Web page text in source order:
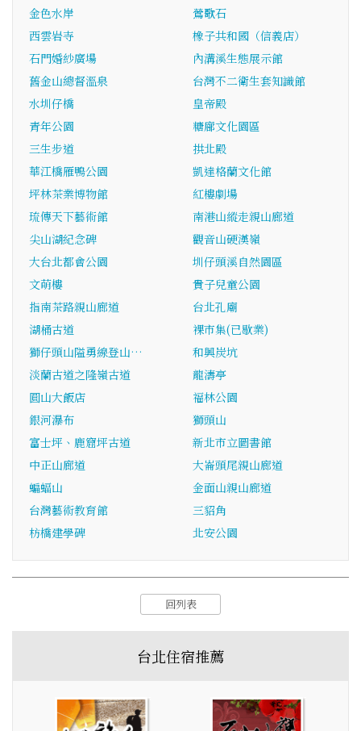
金色水岸
鶯歌石
西雲岩寺
橡子共和國（信義店）
石門婚紗廣場
內溝溪生態展示館
舊金山總督溫泉
台灣不二衛生套知識館
水圳仔橋
皇帝殿
青年公園
糖廍文化園區
三生步道
拱北殿
華江橋雁鴨公園
凱達格蘭文化館
坪林茶業博物館
紅樓劇場
琉傳天下藝術館
南港山縱走親山廊道
尖山湖紀念碑
觀音山硬漢嶺
大台北都會公園
圳仔頭溪自然園區
文萌樓
貴子兒童公園
指南茶路親山廊道
台北孔廟
湖桶古道
裸市集(已歇業)
獅仔頭山隘勇線登山…
和興炭坑
淡蘭古道之隆嶺古道
龍濤亭
圓山大飯店
福林公園
銀河瀑布
獅頭山
富士坪、鹿窟坪古道
新北市立圖書館
中正山廊道
大崙頭尾親山廊道
蝙蝠山
金面山親山廊道
台灣藝術教育館
三貂角
枋橋建學碑
北安公園
回列表
台北住宿推薦